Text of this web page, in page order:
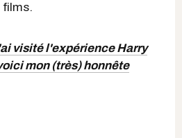
films.
visité l'expérience Harry
mon (très) honnête